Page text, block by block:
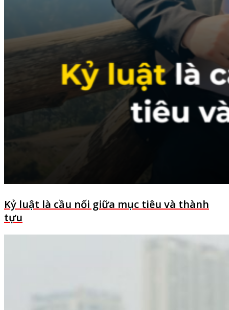
Kỷ luật là cầu nối giữa mục tiêu và thành
tựu